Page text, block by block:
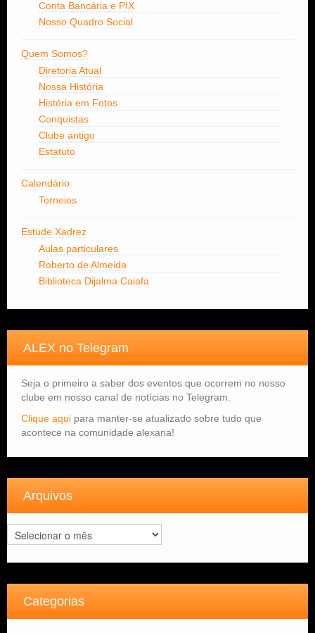
Conta Bancária e PIX
Nosso Quadro Social
Quem Somos?
Diretoria Atual
Nossa História
História em Fotos
Conquistas
Clube antigo
Estatuto
Calendário
Torneios
Estude Xadrez
Aulas particulares
Roberto de Almeida
Biblioteca Dijalma Caiafa
ALEX no Telegram
Seja o primeiro a saber dos eventos que ocorrem no nosso
clube em nosso canal de notícias no Telegram.
Clique aqui para manter-se atualizado sobre tudo que
acontece na comunidade alexana!
Arquivos
Arquivos
Categorias